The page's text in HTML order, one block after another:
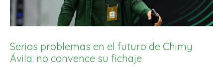
Serios problemas en el futuro de Chimy
Ávila: no convence su fichaje